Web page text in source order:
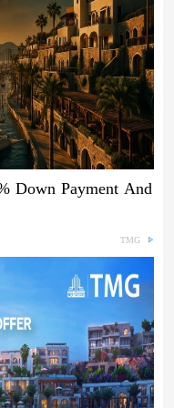
Down Payment And
TMG